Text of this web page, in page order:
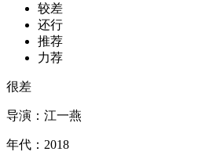
较差
还行
推荐
力荐
很差
导演： 江一燕
年代： 2018